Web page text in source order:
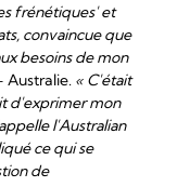
frénétiques' et
convaincue que
besoins de mon
Australie. « C'était
d'exprimer mon
l'Australian
ce qui se
de